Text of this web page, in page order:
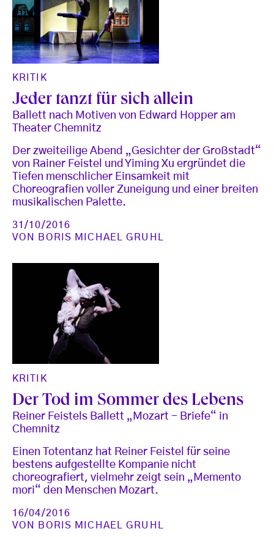
KRITIK
Jeder tanzt für sich allein
Ballett nach Motiven von Edward Hopper am
Theater Chemnitz
Der zweiteilige Abend „Gesichter der Großstadt“
von Rainer Feistel und Yiming Xu ergründet die
Tiefen menschlicher Einsamkeit mit
Choreografien voller Zuneigung und einer breiten
musikalischen Palette.
31/10/2016
VON
BORIS MICHAEL GRUHL
KRITIK
Der Tod im Sommer des Lebens
Reiner Feistels Ballett „Mozart - Briefe“ in
Chemnitz
Einen Totentanz hat Reiner Feistel für seine
bestens aufgestellte Kompanie nicht
choreografiert, vielmehr zeigt sein „Memento
mori“ den Menschen Mozart.
16/04/2016
VON
BORIS MICHAEL GRUHL